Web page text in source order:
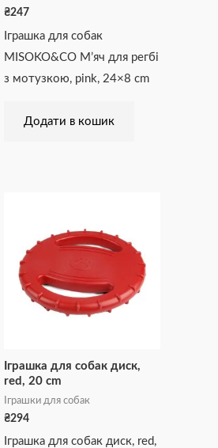
₴247
Іграшка для собак
MISOKO&CO М’яч для регбі
з мотузкою, pink, 24×8 cm
Додати в кошик
Іграшка для собак диск,
red, 20 cm
Іграшки для собак
₴294
Іграшка для собак диск, red,